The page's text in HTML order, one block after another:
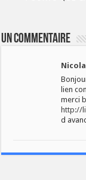
Un commentaire
lien
merci
http://
d